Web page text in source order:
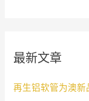
最新文章
再生铝软管为澳